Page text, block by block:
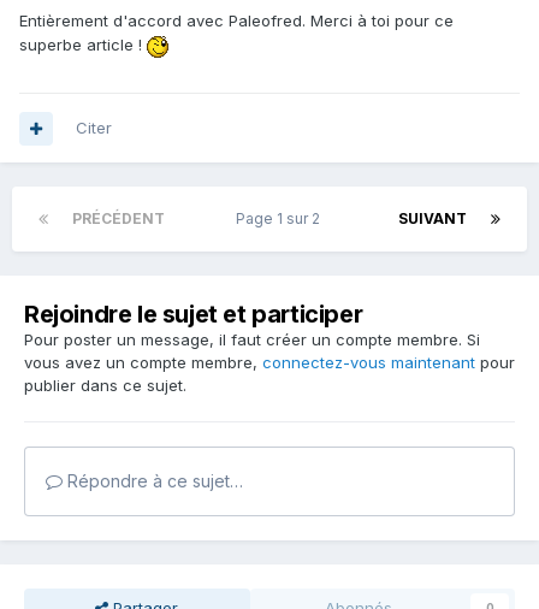
Entièrement d'accord avec Paleofred. Merci à toi pour ce
superbe article !
Citer
PRÉCÉDENT SUIVANT
Page 1 sur 2
Rejoindre le sujet et participer
Pour poster un message, il faut créer un compte membre. Si
vous avez un compte membre, connectez-vous maintenant pour
publier dans ce sujet.
Répondre à ce sujet…